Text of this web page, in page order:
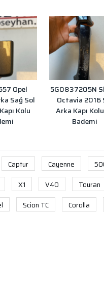
Opel
Sağ Sol
Kolu
5G0837205N
Octavia 2016
Arka Kapı
Bademi
Captur Cayenne
X1 V40 Touran
Scion TC Corolla